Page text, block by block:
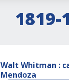
1819-
Walt Whitman :
Mendoza